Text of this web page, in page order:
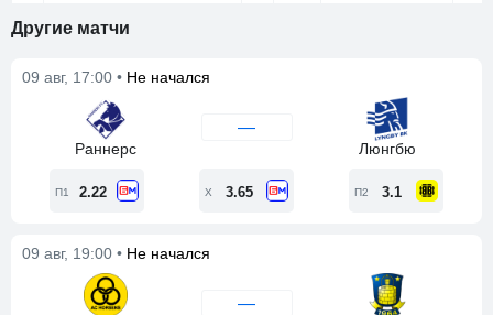
Другие матчи
09 авг, 17:00 • Не начался
Раннерс
—
Люнгбю
П1 2.22 Х 3.65 П2 3.1
09 авг, 19:00 • Не начался
—